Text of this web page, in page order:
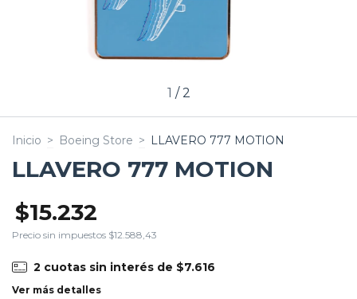
1 /2
Inicio > Boeing Store > LLAVERO 777 MOTION
LLAVERO 777 MOTION
$15.232
Precio sin impuestos $12.588,43
2 cuotas sin interés de $7.616
Ver más detalles